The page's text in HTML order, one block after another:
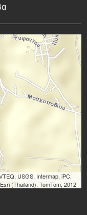
USGS, Intermap, iPC,
(Thailand), TomTom, 2012